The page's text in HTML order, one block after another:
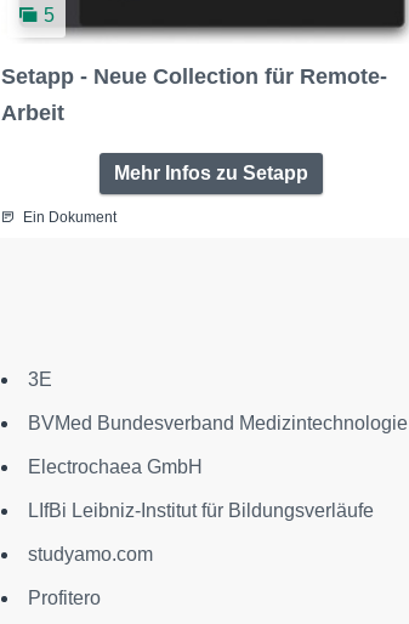
5
Setapp - Neue Collection für Remote-
Arbeit
Mehr Infos zu Setapp
Ein Dokument
3E
BVMed Bundesverband Medizintechnologie
Electrochaea GmbH
LIfBi Leibniz-Institut für Bildungsverläufe
studyamo.com
Profitero